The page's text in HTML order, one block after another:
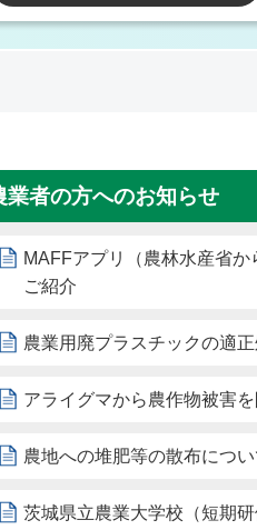
業者の方へのお知らせ
MAFFアプリ（農林水産省
ご紹介
農業用廃プラスチックの適
アライグマから農作物被害
農地への堆肥等の散布につい
茨城県立農業大学校（短期研